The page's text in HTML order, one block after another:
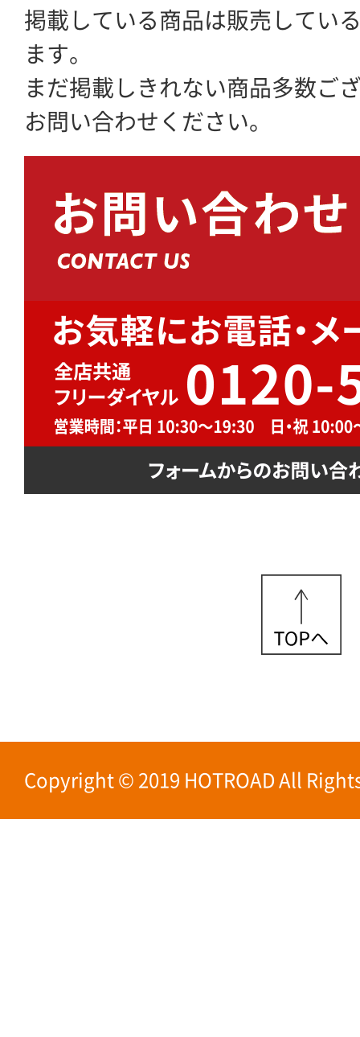
掲載している商品は販売してい
ます。
まだ掲載しきれない商品多数ご
お問い合わせください。
Copyright © 2019 HOTROAD All